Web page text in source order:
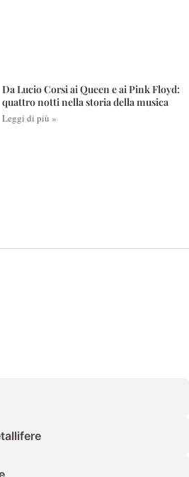
Da Lucio Corsi ai Queen e ai Pink Floyd:
quattro notti nella storia della musica
Leggi di più »